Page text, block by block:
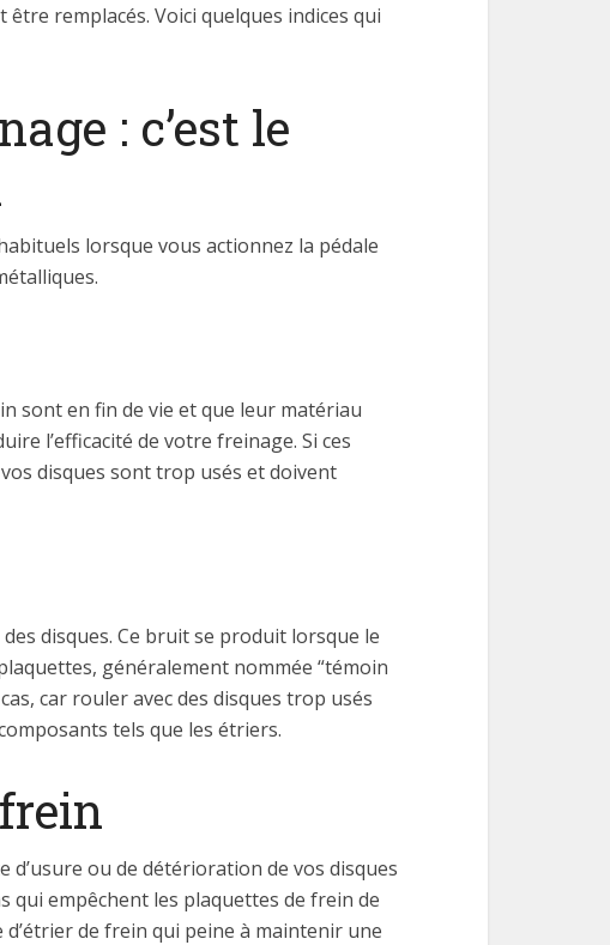
remplacés. Voici quelques indices qui
: c’est le
lorsque vous actionnez la pédale
sont en fin de vie et que leur matériau
l’efficacité de votre freinage. Si ces
disques sont trop usés et doivent
disques. Ce bruit se produit lorsque le
généralement nommée “témoin
car rouler avec des disques trop usés
tels que les étriers.
ou de détérioration de vos disques
qui empêchent les plaquettes de frein de
de frein qui peine à maintenir une